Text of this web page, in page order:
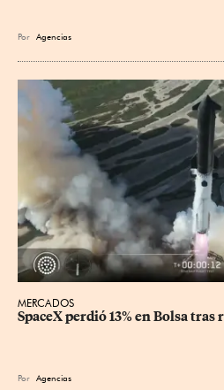
Por Agencias
MERCADOS
SpaceX perdió 13% en Bolsa
Por Agencias